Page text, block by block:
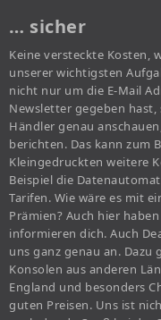
… sicher
Keine versteckte Kosten,
unserer wichtigsten
nicht nur um die E-Mail
Newsletter gegeben
Händler genau
berichten. Das kann zum
Kleingedruckten weitere
Beispiel die
Tarifen. Wie wäre es mit
Prämien? Auch hier
informieren dich. Auch
uns ganz genau an.
Konsolen aus anderen
England und besonders
guten Preisen. Uns ist